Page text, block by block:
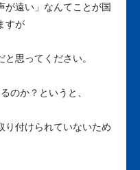
が遠い」なんてことが国
すが
思ってください。
のか？というと、
り付けられていないため